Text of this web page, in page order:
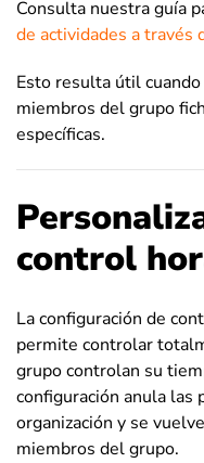
Consulta nuestra guía
de actividades a través
Esto resulta útil
miembros del grupo
específicas.
control
La configuración de
permite controlar
grupo controlan su
configuración anula las
organización y se
miembros del grupo.